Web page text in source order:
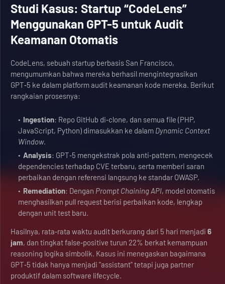
Studi Kasus: Startup “CodeLens”
Menggunakan GPT-5 untuk Audit
Keamanan Otomatis
CodeLens, sebuah startup berbasis San Francisco,
mengumumkan bahwa mereka berhasil mengintegrasikan
GPT‑5 ke dalam platform audit keamanan kode mereka. Berikut
rangkaian prosesnya:
Ingestion: Repo GitHub di‑clone, dan semua file (PHP,
JavaScript, Python) dimasukkan ke dalam Dynamic Context
Window.
Analysis: GPT‑5 mengekstrak pola anti‑pattern, mengecek
dependencies terhadap CVE terbaru, serta memberi saran
perbaikan dengan referensi langsung ke standar OWASP.
Remediation: Dengan Prompt Chaining API, model otomatis
menghasilkan pull request berisi perbaikan kode, lengkap
dengan unit test baru.
Hasilnya, rata‑rata waktu audit berkurang dari 5 hari menjadi 6
jam, dan tingkat false‑positive turun 22% berkat kemampuan
reasoning logika simbolik. Kasus ini menegaskan bagaimana
GPT‑5 tidak hanya menjadi "assistant" tetapi juga partner
produktif dalam software lifecycle.